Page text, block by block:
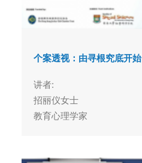
个案透视：由寻根究底开始
讲者:
招丽仪女士
教育心理学家